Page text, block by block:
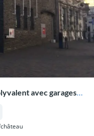
avec garages